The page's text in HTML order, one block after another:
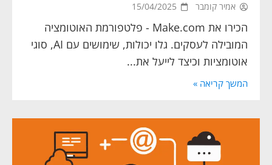
אמיר קומבר 15/04/2025
הכירו את Make.com - פלטפורמת האוטומציה
המובילה לעסקים. גלו יכולות, שימושים עם AI, סוגי
אוטומציות וכיצד לייעל את...
המשך קריאה »